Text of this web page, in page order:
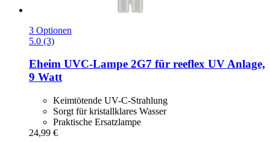
3 Optionen
5.0 (3)
Eheim UVC-​Lampe 2G7 für reeflex UV Anlage,
9 Watt
Keimtötende UV-C-Strahlung
Sorgt für kristallklares Wasser
Praktische Ersatzlampe
24,99 €